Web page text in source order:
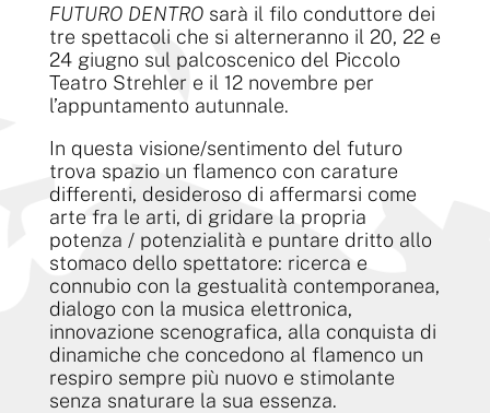
FUTURO DENTRO sarà il filo conduttore dei
tre spettacoli che si alterneranno il 20, 22 e
24 giugno sul palcoscenico del Piccolo
Teatro Strehler e il 12 novembre per
l’appuntamento autunnale.
In questa visione/sentimento del futuro
trova spazio un flamenco con carature
differenti, desideroso di affermarsi come
arte fra le arti, di gridare la propria
potenza / potenzialità e puntare dritto allo
stomaco dello spettatore: ricerca e
connubio con la gestualità contemporanea,
dialogo con la musica elettronica,
innovazione scenografica, alla conquista di
dinamiche che concedono al flamenco un
respiro sempre più nuovo e stimolante
senza snaturare la sua essenza.